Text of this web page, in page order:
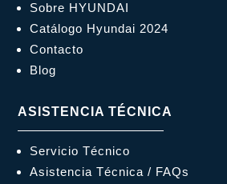
Sobre HYUNDAI
Catálogo Hyundai 2024
Contacto
Blog
ASISTENCIA TÉCNICA
Servicio Técnico
Asistencia Técnica / FAQs